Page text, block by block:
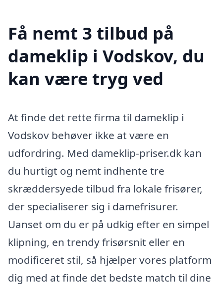
Få nemt 3 tilbud på
dameklip i Vodskov, du
kan være tryg ved
At finde det rette firma til dameklip i
Vodskov behøver ikke at være en
udfordring. Med dameklip-priser.dk kan
du hurtigt og nemt indhente tre
skræddersyede tilbud fra lokale frisører,
der specialiserer sig i damefrisurer.
Uanset om du er på udkig efter en simpel
klipning, en trendy frisørsnit eller en
modificeret stil, så hjælper vores platform
dig med at finde det bedste match til dine